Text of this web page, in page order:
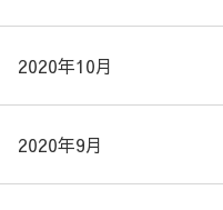
2020年10月
2020年9月